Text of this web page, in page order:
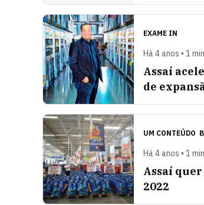
EXAME IN
Há 4 anos • 1
Assaí
de
UM CONTEÚDO
Há 4 anos • 1
Assaí
2022